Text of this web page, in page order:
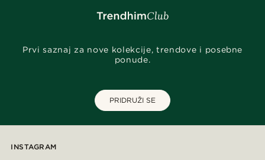
Prvi saznaj za nove kolekcije, trendove i posebne
ponude.
PRIDRUŽI SE
INSTAGRAM